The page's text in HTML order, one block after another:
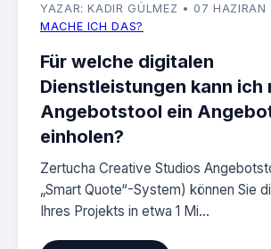
YAZAR: KADIR GÜLMEZ • 07 HAZIRAN
MACHE ICH DAS?
Für welche digitalen
Dienstleistungen kann ich
Angebotstool ein
einholen?
Zertucha Creative Studios
„Smart Quote“-System) können Sie
Ihres Projekts in etwa 1 Mi...